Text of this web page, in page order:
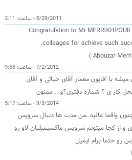
8/29/2011 - ساعت: 2:11
Congratulation to Mr
colleages for achieve such
Abouzar
7/2/2012 - ساعت: 9:53
با اقایون معمار آقای حیاتی و آقای
کار ی ؟ شماره دفتری؟و... ممنون
9/3/2014 - ساعت: 5:17
واقعا عاليه..من مدت ها دنبال سرویس
کجا میتونم سرويس ماکسيميليان لاو رو
رو حتما برام ایمیل